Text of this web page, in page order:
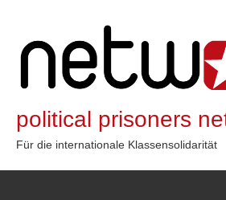
springen
political prisoners
Für die internationale Klassensolidarität